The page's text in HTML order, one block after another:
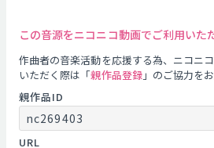
この音源をニコニコ動画でご利用いた
作曲者の音楽活動を応援する為、ニコニ
いただく際は「親作品登録」のご協力をお
親作品ID
nc269403
URL